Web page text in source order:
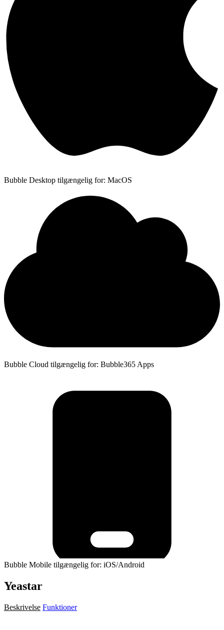
Bubble Desktop tilgængelig for: MacOS
Bubble Cloud tilgængelig for: Bubble365 Apps
Bubble Mobile tilgængelig for: iOS/Android
Yeastar
Beskrivelse Funktioner